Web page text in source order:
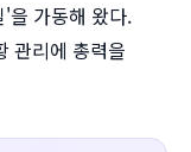
을 가동해 왔다.
관리에 총력을